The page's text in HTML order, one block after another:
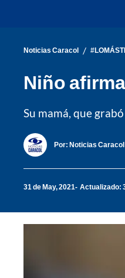
Noticias Caracol /
Niño
Su mamá, que
Por: Noticias Caracol
31 de May, 2021 Actualizado: